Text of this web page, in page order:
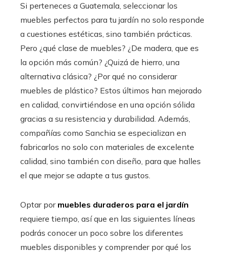
Si perteneces a Guatemala, seleccionar los
muebles perfectos para tu jardín no solo responde
a cuestiones estéticas, sino también prácticas.
Pero ¿qué clase de muebles? ¿De madera, que es
la opción más común? ¿Quizá de hierro, una
alternativa clásica? ¿Por qué no considerar
muebles de plástico? Estos últimos han mejorado
en calidad, convirtiéndose en una opción sólida
gracias a su resistencia y durabilidad. Además,
compañías como Sanchia se especializan en
fabricarlos no solo con materiales de excelente
calidad, sino también con diseño, para que halles
el que mejor se adapte a tus gustos.
Optar por muebles duraderos para el jardín
requiere tiempo, así que en las siguientes líneas
podrás conocer un poco sobre los diferentes
muebles disponibles y comprender por qué los